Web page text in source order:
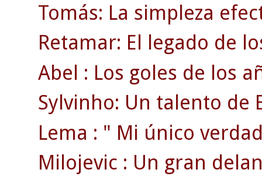
Tomás: La simpleza
Retamar: El legado de
Abel : Los goles de los
Sylvinho: Un talento de
Lema : " Mi único
Milojevic : Un gran